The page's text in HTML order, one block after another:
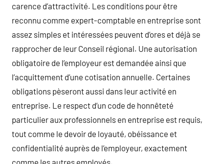
carence d’attractivité. Les conditions pour être
reconnu comme expert-comptable en entreprise sont
assez simples et intéressées peuvent d’ores et déjà se
rapprocher de leur Conseil régional. Une autorisation
obligatoire de l’employeur est demandée ainsi que
l’acquittement d’une cotisation annuelle. Certaines
obligations pèseront aussi dans leur activité en
entreprise. Le respect d’un code de honnêteté
particulier aux professionnels en entreprise est requis,
tout comme le devoir de loyauté, obéissance et
confidentialité auprès de l’employeur, exactement
comme les autres employés.